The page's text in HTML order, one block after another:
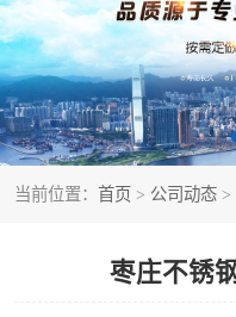
当前位置： 首页 > 公司动态 >
枣庄不锈
不锈钢管
管件标准件
不锈钢人孔
不锈钢角钢
不锈钢板